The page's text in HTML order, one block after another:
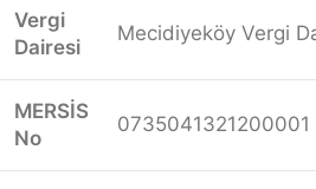
Vergi
Dairesi
Mecidiyeköy Vergi
MERSİS
No
0735041321200001